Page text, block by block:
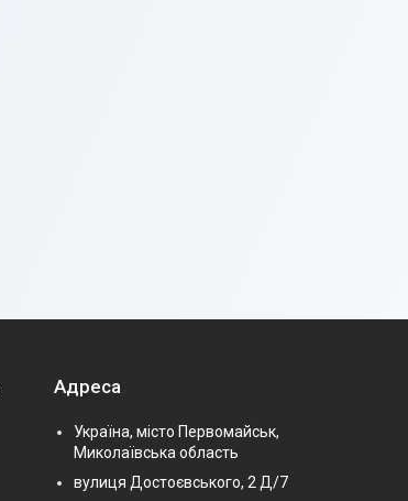
Адреса
Україна, місто Первомайськ,
Миколаївська область
вулиця Достоєвського, 2 Д/7